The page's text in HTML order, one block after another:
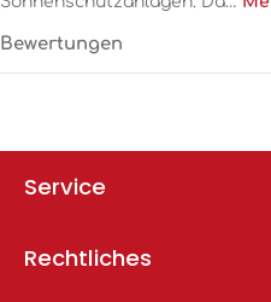
Bewertungen
Service
Rechtliches